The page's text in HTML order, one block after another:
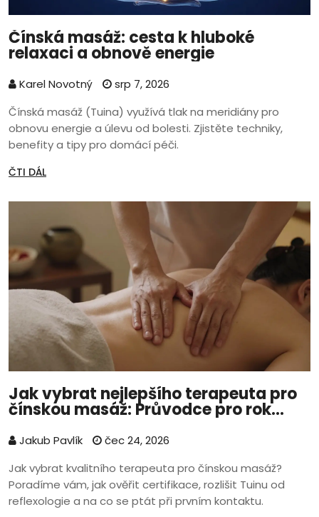
Čínská masáž: cesta k hluboké
relaxaci a obnově energie
Karel Novotný
srp 7, 2026
Čínská masáž (Tuina) využívá tlak na meridiány pro
obnovu energie a úlevu od bolesti. Zjistěte techniky,
benefity a tipy pro domácí péči.
ČTI DÁL
Jak vybrat nejlepšího terapeuta pro
čínskou masáž: Průvodce pro rok
Jakub Pavlík
čec 24, 2026
Jak vybrat kvalitního terapeuta pro čínskou masáž?
Poradíme vám, jak ověřit certifikace, rozlišit Tuinu od
reflexologie a na co se ptát při prvním kontaktu.